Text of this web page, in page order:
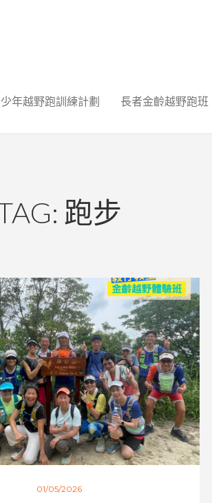
年越野跑訓練計劃 長者金齡越野跑班
跑步
01/05/2026